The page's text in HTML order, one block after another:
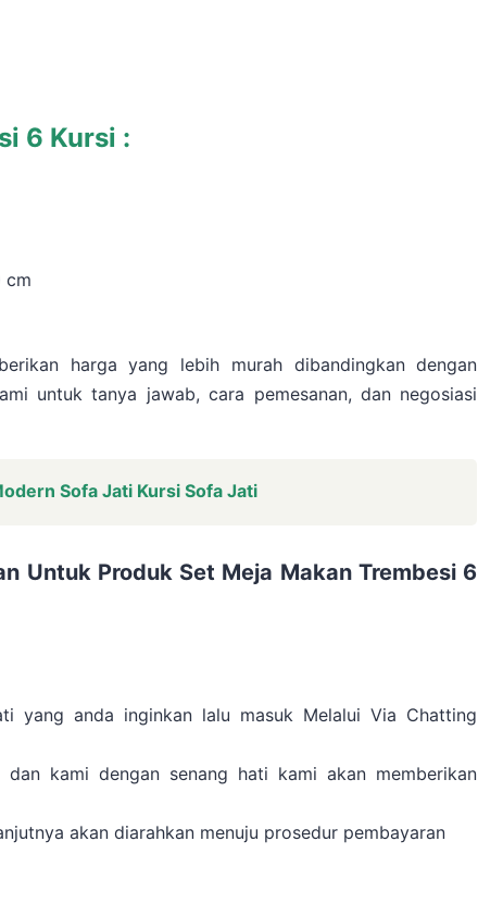
6 Kursi :
cm
harga yang lebih murah dibandingkan dengan
untuk tanya jawab, cara pemesanan, dan negosiasi
Sofa Jati Kursi Sofa Jati
Untuk Produk Set Meja Makan Trembesi 6
yang anda inginkan lalu masuk Melalui Via Chatting
kami dengan senang hati kami akan memberikan
akan diarahkan menuju prosedur pembayaran